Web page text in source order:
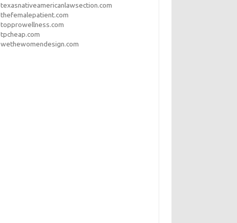
texasnativeamericanlawsection.com
thefemalepatient.com
topprowellness.com
tpcheap.com
wethewomendesign.com